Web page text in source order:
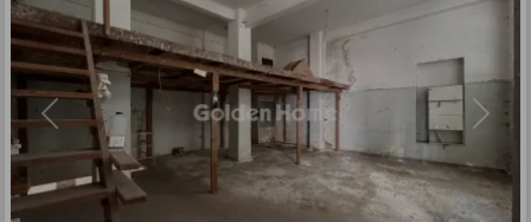
Previous Next